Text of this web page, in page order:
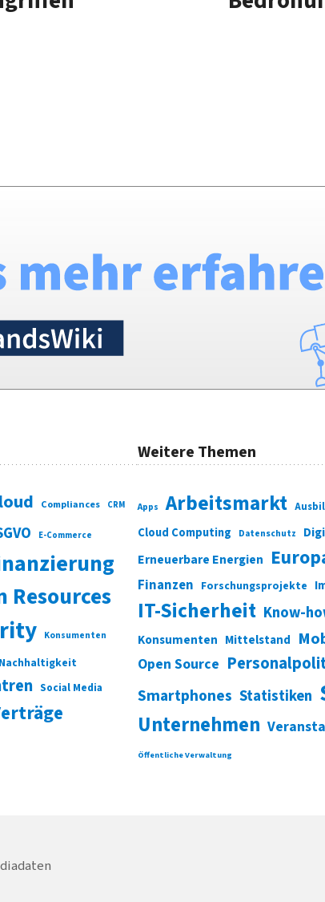
Compliances CRM
E-Commerce
Resources
Konsumenten
Nachhaltigkeit
Social Media
Weitere Themen
Apps Arbeitsmarkt
Cloud Computing Datenschutz
Erneuerbare Energien
Finanzen Forschungsprojekte
IT-Sicherheit Know-
Konsumenten Mittelstand
Open Source
Smartphones Statistiken
Unternehmen
Öffentliche Verwaltung